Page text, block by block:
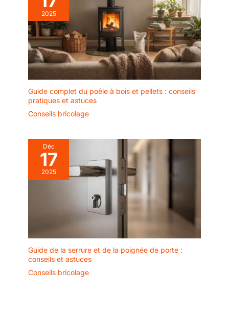
2025
Guide complet du poêle à bois et pellets : conseils
pratiques et astuces
Conseils bricolage
Déc
17
2025
Guide de la serrure et de la poignée de porte :
conseils et astuces
Conseils bricolage